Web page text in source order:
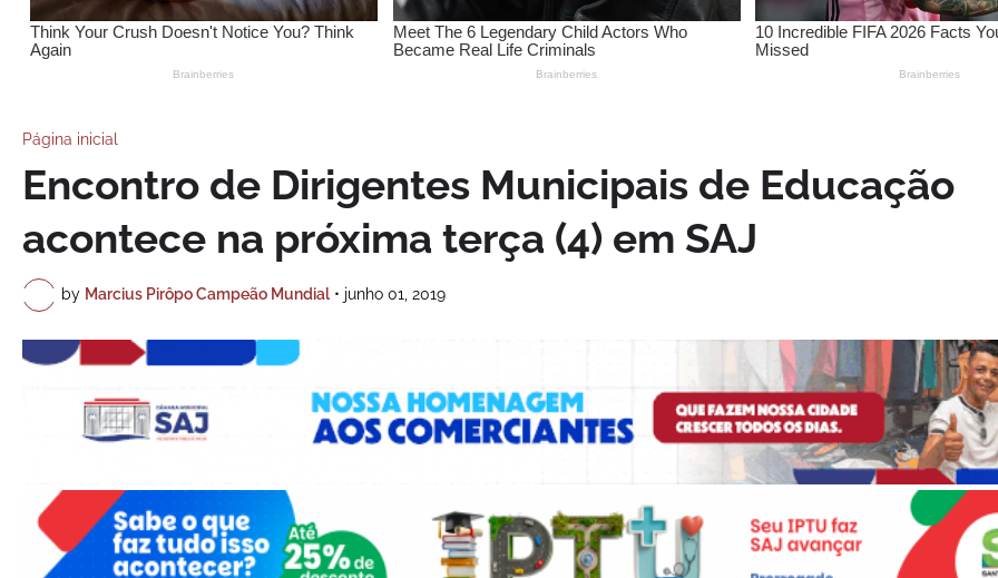
Página inicial
Encontro de Dirigentes Municipais de Educação
acontece na próxima terça (4) em SAJ
by Marcius Pirôpo Campeão Mundial • junho 01, 2019